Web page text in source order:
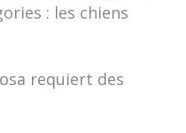
: les chiens
requiert des